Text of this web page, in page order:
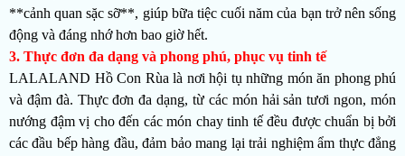
**cảnh quan sặc sỡ**, giúp bữa tiệc cuối năm của bạn trở nên sống
động và đáng nhớ hơn bao giờ hết.
3. Thực đơn đa dạng và phong phú, phục vụ tinh tế
LALALAND Hồ Con Rùa là nơi hội tụ những món ăn phong phú
và đậm đà. Thực đơn đa dạng, từ các món hải sản tươi ngon, món
nướng đậm vị cho đến các món chay tinh tế đều được chuẩn bị bởi
các đầu bếp hàng đầu, đảm bảo mang lại trải nghiệm ẩm thực đẳng